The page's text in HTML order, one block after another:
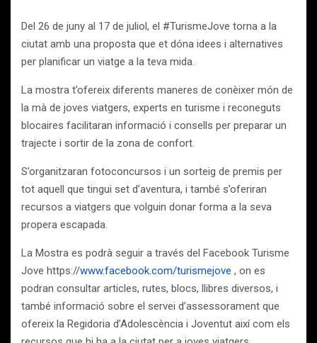
Del 26 de juny al 17 de juliol, el #TurismeJove torna a la
ciutat amb una proposta que et dóna idees i alternatives
per planificar un viatge a la teva mida.
La mostra t’ofereix diferents maneres de conèixer món de
la mà de joves viatgers, experts en turisme i reconeguts
blocaires facilitaran informació i consells per preparar un
trajecte i sortir de la zona de confort.
S’organitzaran fotoconcursos i un sorteig de premis per
tot aquell que tingui set d’aventura, i també s’oferiran
recursos a viatgers que volguin donar forma a la seva
propera escapada.
La Mostra es podrà seguir a través del Facebook Turisme
Jove https://www.facebook.com/turismejove , on es
podran consultar articles, rutes, blocs, llibres diversos, i
també informació sobre el servei d’assessorament que
ofereix la Regidoria d’Adolescència i Joventut així com els